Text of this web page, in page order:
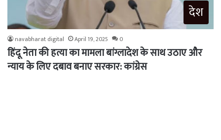
देश
navabharat digital April 19, 2025 0
हिंदू नेता की हत्या का मामला बांग्लादेश के साथ उठाए और
न्याय के लिए दबाव बनाए सरकार: कांग्रेस